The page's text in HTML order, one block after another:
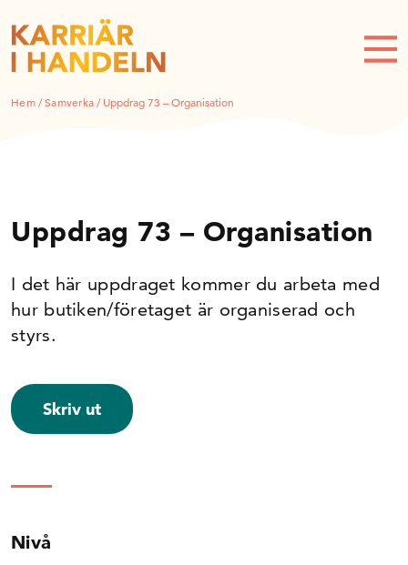
Hem/Samverka / Uppdrag 73 – Organisation
Uppdrag 73 – Organisation
I det här uppdraget kommer du arbeta med
hur butiken/företaget är organiserad och
styrs.
Skriv ut
Nivå